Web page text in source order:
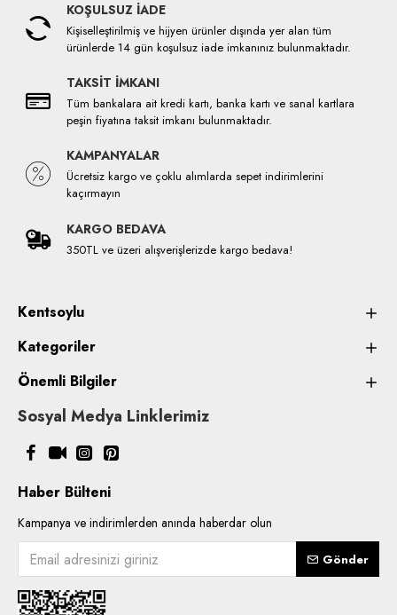
KOŞULSUZ İADE
Kişiselleştirilmiş ve hijyen ürünler dışında yer alan tüm
ürünlerde 14 gün koşulsuz iade imkanınız bulunmaktadır.
TAKSİT İMKANI
Tüm bankalara ait kredi kartı, banka kartı ve sanal kartlara
peşin fiyatına taksit imkanı bulunmaktadır.
KAMPANYALAR
Ücretsiz kargo ve çoklu alımlarda sepet indirimlerini
kaçırmayın
KARGO BEDAVA
350TL ve üzeri alışverişlerizde kargo bedava!
Kentsoylu
Kategoriler
Önemli Bilgiler
Sosyal Medya Linklerimiz
Haber Bülteni
Kampanya ve indirimlerden anında haberdar olun
Gönder